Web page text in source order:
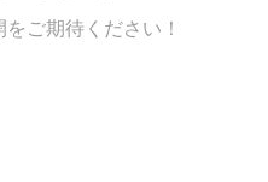
ご期待ください！